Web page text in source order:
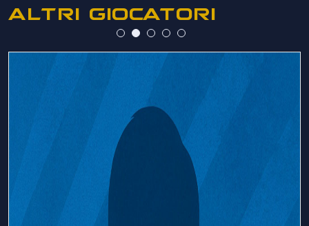
ALTRI GIOCATORI